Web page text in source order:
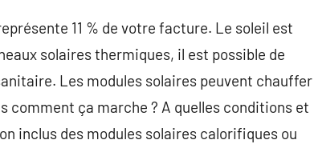
11 % de votre facture. Le soleil est
solaires thermiques, il est possible de
Les modules solaires peuvent chauffer
comment ça marche ? A quelles conditions et
inclus des modules solaires calorifiques ou